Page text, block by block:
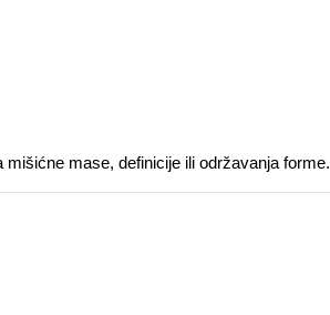
mase, definicije ili održavanja forme.